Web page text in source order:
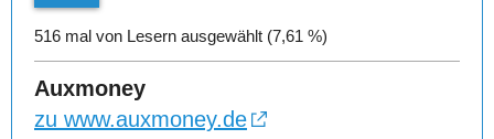
516 mal von Lesern ausgewählt (7,61 %)
Auxmoney
zu www.auxmoney.de